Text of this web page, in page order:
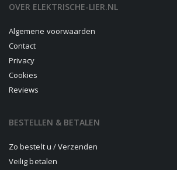
OVER ELEKTRISCHE-LIER.NL
Algemene voorwaarden
Contact
Privacy
Cookies
Reviews
BESTELLEN & BETALEN
Zo bestelt u / Verzenden
Veilig betalen